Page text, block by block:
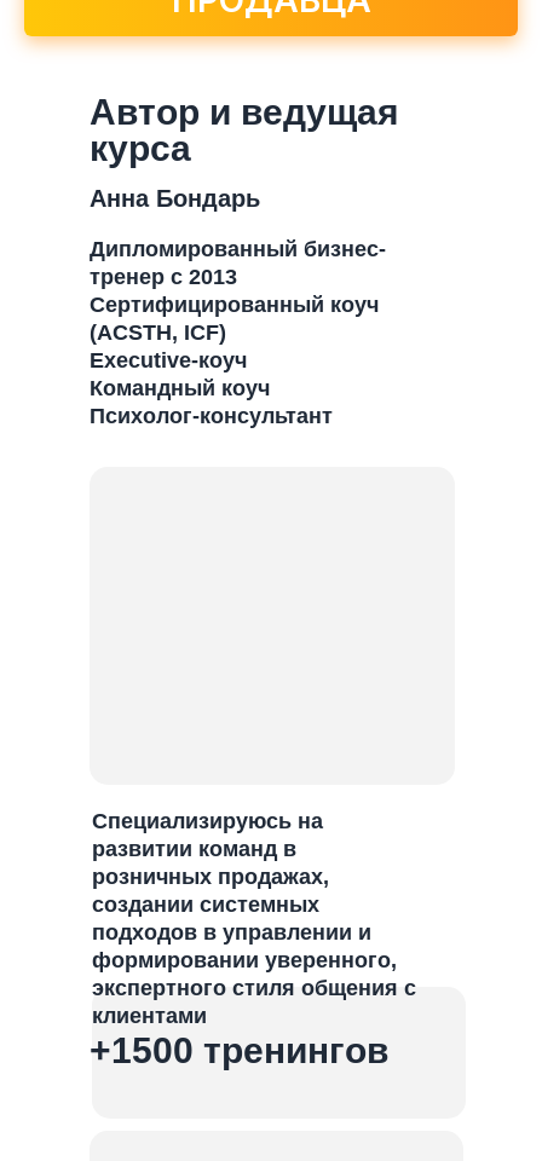
Автор и ведущая
курса
+1500 тренингов
Анна Бондарь
Дипломированный бизнес-
тренер с 2013
Сертифицированный коуч
(ACSTH, ICF)
Executive-коуч
Командный коуч
Психолог-консультант
Специализируюсь на
развитии команд в
розничных продажах,
создании системных
подходов в управлении и
формировании уверенного,
экспертного стиля общения с
клиентами